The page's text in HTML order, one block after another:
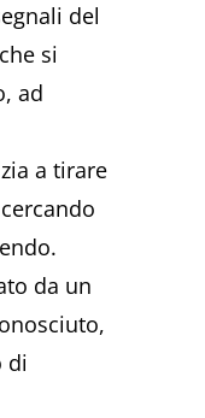
del
si
ad
a tirare
da un
di